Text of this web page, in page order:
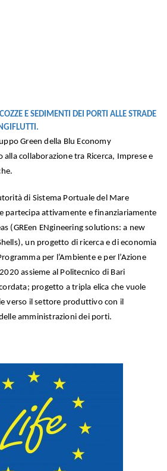
E SEDIMENTI DEI PORTI ALLE STRADE
Green della Blu Economy
collaborazione tra Ricerca, Imprese e
di Sistema Portuale del Mare
partecipa attivamente e finanziariamente
(GREen ENgineering solutions: a new
un progetto di ricerca e di economia
per l’Ambiente e per l’Azione
assieme al Politecnico di Bari
progetto a tripla elica che vuole
verso il settore produttivo con il
amministrazioni dei porti.